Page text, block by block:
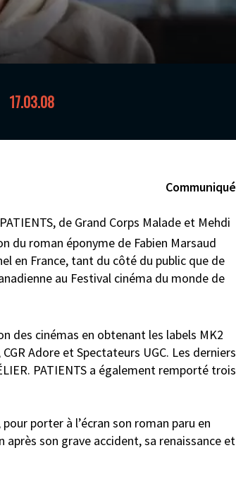
17.03.08
Communiqué
de Grand Corps Malade et Mehdi
du roman éponyme de Fabien Marsaud
en France, tant du côté du public que de
au Festival cinéma du monde de
des cinémas en obtenant les labels MK2
Adore et Spectateurs UGC. Les derniers
PATIENTS a également remporté trois
porter à l’écran son roman paru en
son grave accident, sa renaissance et